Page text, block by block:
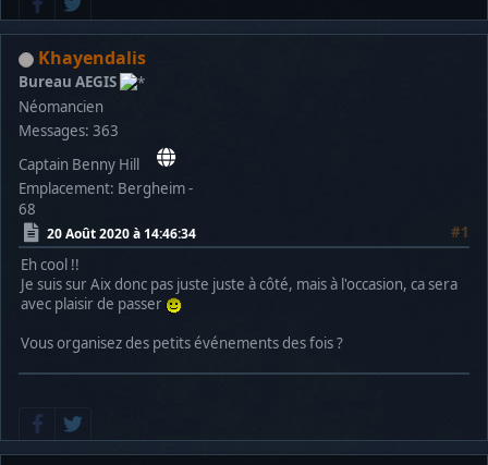
Khayendalis
Bureau AEGIS
Néomancien
Messages: 363
Captain Benny Hill
Emplacement: Bergheim -
68
20 Août 2020 à 14:46:34
#1
Eh cool !!
Je suis sur Aix donc pas juste juste à côté, mais à l'occasion, ca sera
avec plaisir de passer
Vous organisez des petits événements des fois ?